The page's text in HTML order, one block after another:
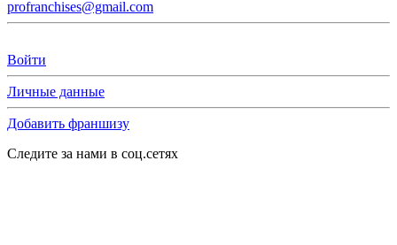
profranchises@gmail.com
Войти
Личные данные
Добавить франшизу
Следите за нами в соц.сетях